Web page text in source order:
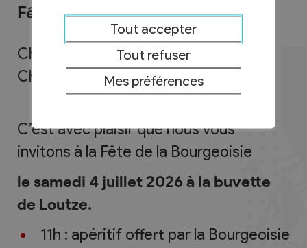
Fête de la bourgeoisie
Chères bourgeoises,
Chers bourgeois,
C’est avec plaisir que nous vous
invitons à la Fête de la Bourgeoisie
le samedi 4 juillet 2026 à la buvette
de Loutze.
11h : apéritif offert par la Bourgeoisie
Tout accepter
Tout refuser
Mes préférences